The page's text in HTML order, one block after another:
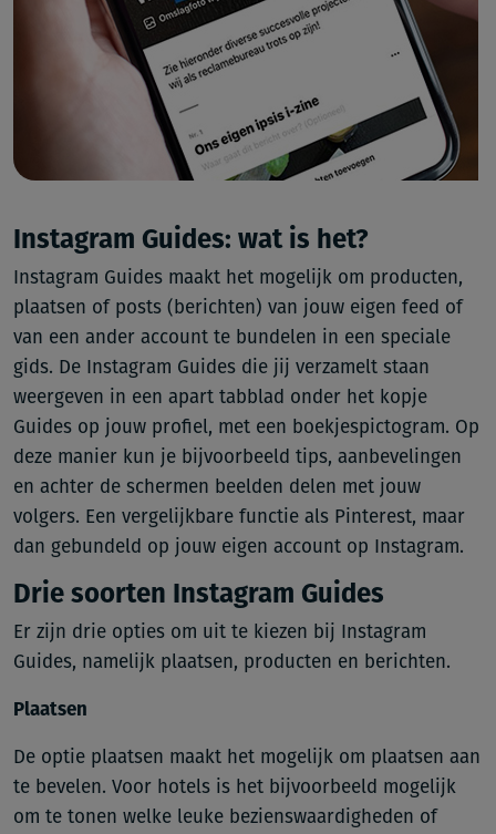
Instagram Guides: wat is het?
Instagram Guides maakt het mogelijk om producten,
plaatsen of posts (berichten) van jouw eigen feed of
van een ander account te bundelen in een speciale
gids. De Instagram Guides die jij verzamelt staan
weergeven in een apart tabblad onder het kopje
Guides op jouw profiel, met een boekjespictogram. Op
deze manier kun je bijvoorbeeld tips, aanbevelingen
en achter de schermen beelden delen met jouw
volgers. Een vergelijkbare functie als Pinterest, maar
dan gebundeld op jouw eigen account op Instagram.
Drie soorten Instagram Guides
Er zijn drie opties om uit te kiezen bij Instagram
Guides, namelijk plaatsen, producten en berichten.
Plaatsen
De optie plaatsen maakt het mogelijk om plaatsen aan
te bevelen. Voor hotels is het bijvoorbeeld mogelijk
om te tonen welke leuke bezienswaardigheden of